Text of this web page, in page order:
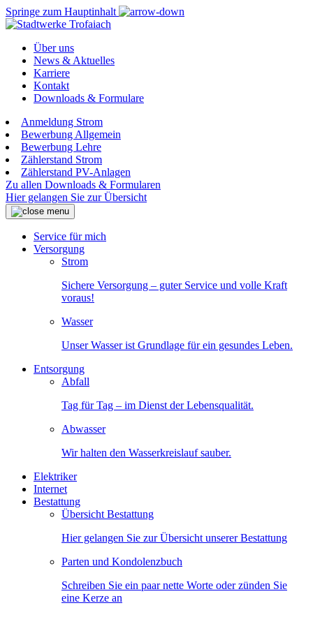
Springe zum Hauptinhalt
Über uns
News & Aktuelles
Karriere
Kontakt
Downloads & Formulare
Anmeldung Strom
Bewerbung Allgemein
Bewerbung Lehre
Zählerstand Strom
Zählerstand PV-Anlagen
Zu allen Downloads & Formularen
Hier gelangen Sie zur Übersicht
Service für mich
Versorgung
Strom
Sichere Versorgung – guter Service und volle Kraft
voraus!
Wasser
Unser Wasser ist Grundlage für ein gesundes Leben.
Entsorgung
Abfall
Tag für Tag – im Dienst der Lebensqualität.
Abwasser
Wir halten den Wasserkreislauf sauber.
Elektriker
Internet
Bestattung
Übersicht Bestattung
Hier gelangen Sie zur Übersicht unserer Bestattung
Parten und Kondolenzbuch
Schreiben Sie ein paar nette Worte oder zünden Sie
eine Kerze an